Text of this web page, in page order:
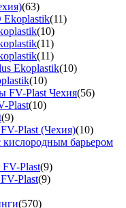
(63)
Ekoplastik(11)
(10)
(11)
(11)
Ekoplastik(10)
(10)
FV-Plast Чехия(56)
Plast(10)
(9)
Plast (Чехия)(10)
барьером
Plast(9)
Plast(9)
(570)